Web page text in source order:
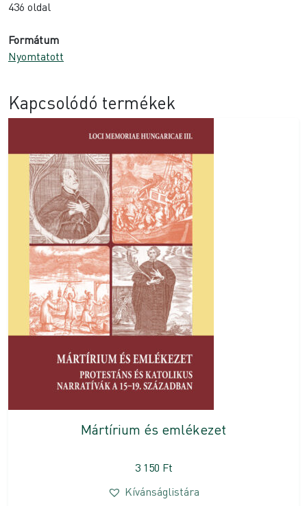
436 oldal
Formátum
Nyomtatott
Kapcsolódó termékek
Mártírium és emlékezet
3 150 Ft
Kívánságlistára